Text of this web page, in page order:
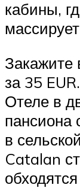
кабины,
Закажите
за 35
Отеле в
пансиона
в
Catalan